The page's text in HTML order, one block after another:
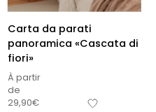
Carta da parati
panoramica «Cascata di
fiori»
À partir
de
29,90€